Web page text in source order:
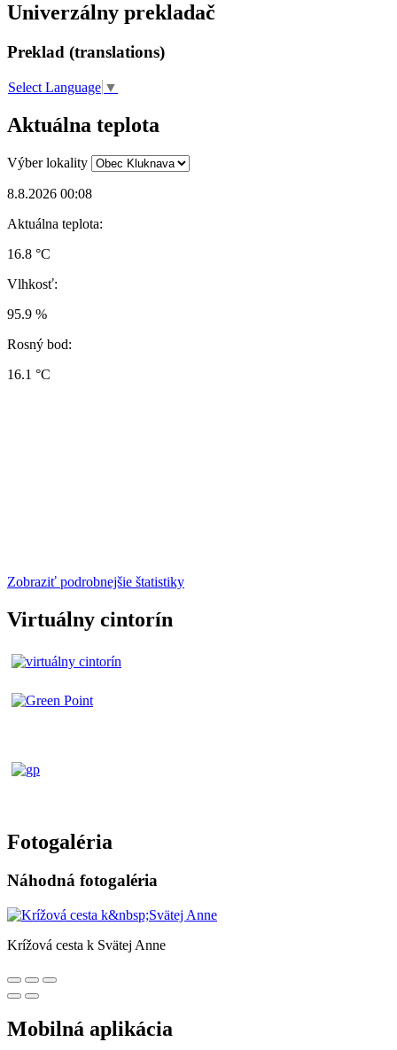
Univerzálny prekladač
Preklad (translations)
Select Language ▼
Aktuálna teplota
Výber lokality
8.8.2026 00:08
Aktuálna teplota:
16.8 °C
Vlhkosť:
95.9 %
Rosný bod:
16.1 °C
Zobraziť podrobnejšie štatistiky
Virtuálny cintorín
Fotogaléria
Náhodná fotogaléria
Krížová cesta k Svätej Anne
Mobilná aplikácia